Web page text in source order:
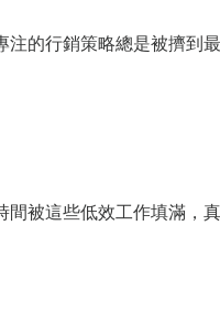
的行銷策略總是被擠到最
被這些低效工作填滿，